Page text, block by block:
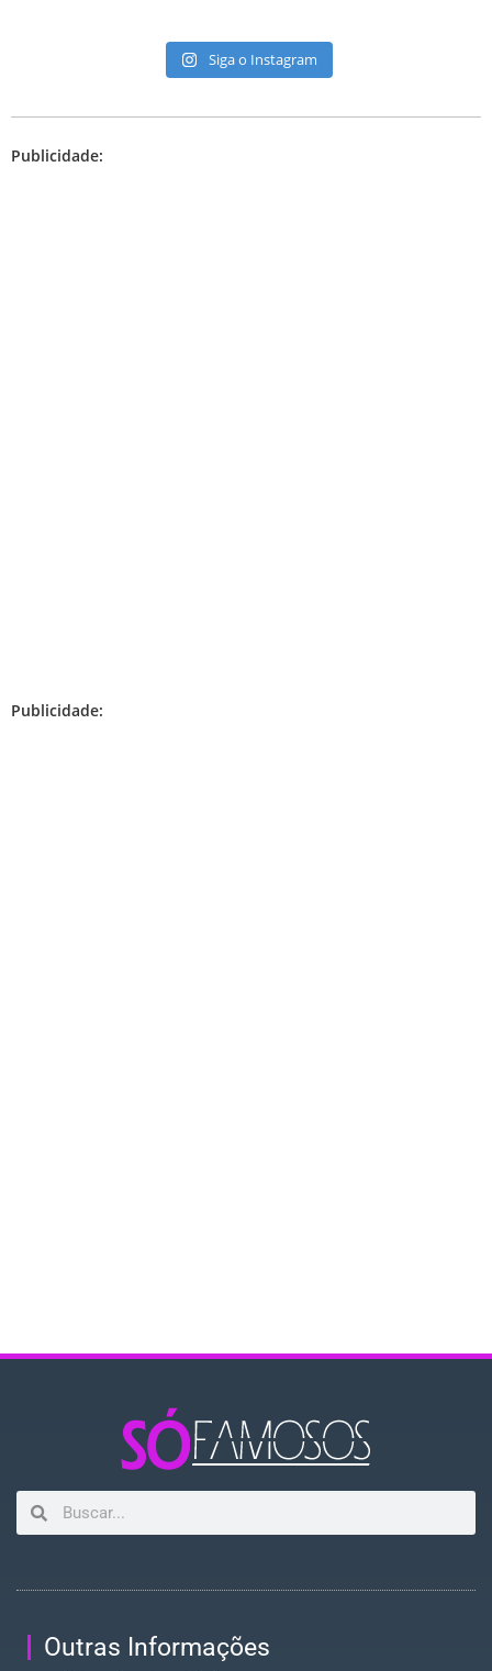
Siga o Instagram
Publicidade:
Publicidade:
Outras Informações